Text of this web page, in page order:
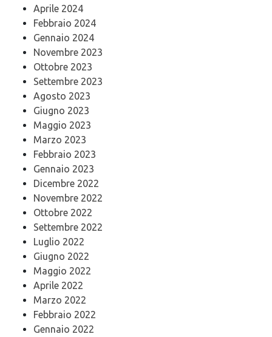
Aprile 2024
Febbraio 2024
Gennaio 2024
Novembre 2023
Ottobre 2023
Settembre 2023
Agosto 2023
Giugno 2023
Maggio 2023
Marzo 2023
Febbraio 2023
Gennaio 2023
Dicembre 2022
Novembre 2022
Ottobre 2022
Settembre 2022
Luglio 2022
Giugno 2022
Maggio 2022
Aprile 2022
Marzo 2022
Febbraio 2022
Gennaio 2022